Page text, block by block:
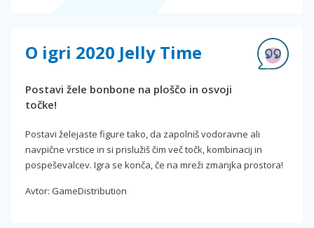
O igri 2020 Jelly Time
Postavi žele bonbone na ploščo in osvoji
točke!
Postavi želejaste figure tako, da zapolniš vodoravne ali
navpične vrstice in si prislužiš čim več točk, kombinacij in
pospeševalcev. Igra se konča, če na mreži zmanjka prostora!
Avtor: GameDistribution